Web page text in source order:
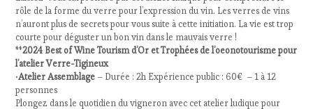
rôle de la forme du verre pour l’expression du vin. Les verres de vins
n’auront plus de secrets pour vous suite à cette initiation. La vie est trop
courte pour déguster un bon vin dans le mauvais verre !
**2024 Best of Wine Tourism d’Or et Trophées de l’oeonotourisme pour
l’atelier Verre-Tigineux
•Atelier Assemblage – Durée : 2h Expérience public : 60€ – 1 à 12
personnes
Plongez dans le quotidien du vigneron avec cet atelier ludique pour